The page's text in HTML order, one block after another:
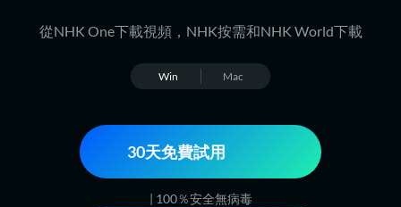
從NHK One下載視頻，NHK按需和NHK World下載
Win Mac
30天免費試用
| 100％安全無病毒